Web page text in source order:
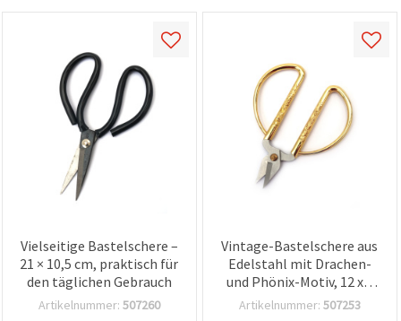
Vielseitige Bastelschere –
21 × 10,5 cm, praktisch für
den täglichen Gebrauch
Artikelnummer: 507260
Vintage-Bastelschere aus
Edelstahl mit Drachen-
und Phönix-Motiv, 12 x 8
cm
Artikelnummer: 507253